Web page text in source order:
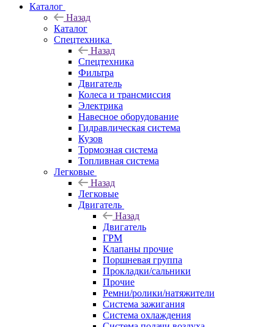
Каталог
Назад
Каталог
Спецтехника
Назад
Спецтехника
Фильтра
Двигатель
Колеса и трансмиссия
Электрика
Навесное оборудование
Гидравлическая система
Кузов
Тормозная система
Топливная система
Легковые
Назад
Легковые
Двигатель
Назад
Двигатель
ГРМ
Клапаны прочие
Поршневая группа
Прокладки/сальники
Прочие
Ремни/ролики/натяжители
Система зажигания
Система охлаждения